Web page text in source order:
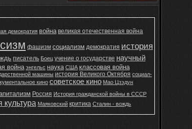
демократия война великая отечественная война
фашизм социализм демократия история
писатель Боец учение о государстве научный
война энгельс наука США классовая война
машины история Великого Октября социал-
кино советское кино Мао Цзэдун
Россия История гражданской войны в СССР
культура Маяковский критика Сталин - вождь